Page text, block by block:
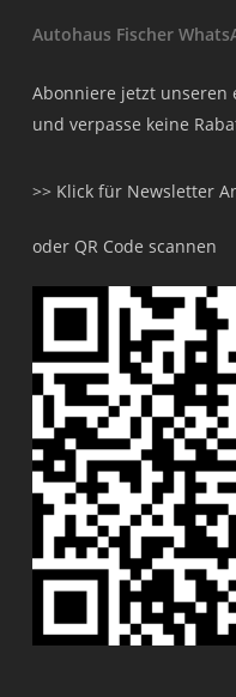
Autohaus Fischer
Abonniere jetzt unseren
und verpasse keine
>> Klick für Newsletter
oder QR Code scannen